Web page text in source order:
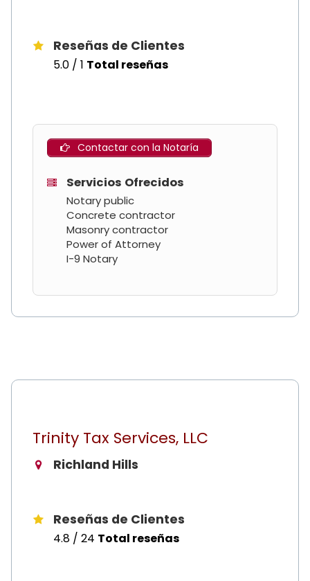
Reseñas de Clientes
5.0 / 1 Total reseñas
Contactar con la Notaría
Servicios Ofrecidos
Notary public
Concrete contractor
Masonry contractor
Power of Attorney
I-9 Notary
Trinity Tax Services, LLC
Richland Hills
Reseñas de Clientes
4.8 / 24 Total reseñas